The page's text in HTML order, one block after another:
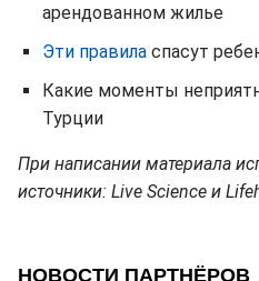
арендованном жилье
Эти правила спасут
Какие моменты
Турции
При написании материала
источники: Live Science и